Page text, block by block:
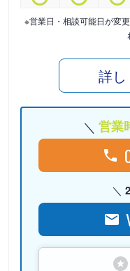
※営業日・相談可能日が変
詳し
営業